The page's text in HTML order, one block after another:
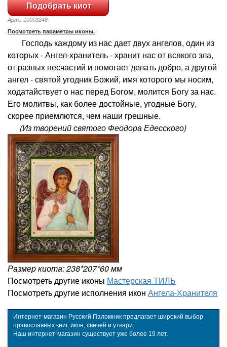
Арт.: 10003248
Посмотреть параметры иконы.
Господь каждому из нас дает двух ангелов, один из
которых - Ангел-хранитель - хранит нас от всякого зла,
от разных несчастий и помогает делать добро, а другой
ангел - святой угодник Божий, имя которого мы носим,
ходатайствует о нас перед Богом, молится Богу за нас.
Его молитвы, как более достойные, угодные Богу,
скорее приемлются, чем наши грешные.
(Из творений святого Феодора Едесского)
Размер киота: 238*207*60 мм
Посмотреть другие иконы Мастерская ТИЛЬ
Посмотреть другие исполнения икон Ангела-Хранителя
Интернет-магазин Русский Паломник предлагает широкий выбор
православных книг, икон, свечей и утвари.
Наш интернет-магазин существует уже более 19 лет.